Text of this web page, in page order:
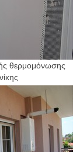
θερμομόνωσης